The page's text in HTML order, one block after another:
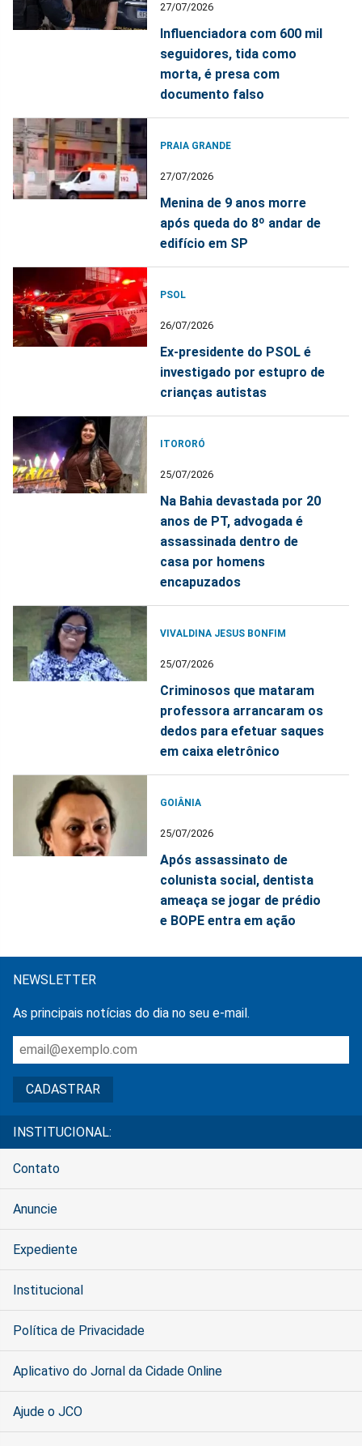
27/07/2026
Influenciadora com 600 mil
seguidores, tida como
morta, é presa com
documento falso
PRAIA GRANDE
27/07/2026
Menina de 9 anos morre
após queda do 8º andar de
edifício em SP
PSOL
26/07/2026
Ex-presidente do PSOL é
investigado por estupro de
crianças autistas
ITORORÓ
25/07/2026
Na Bahia devastada por 20
anos de PT, advogada é
assassinada dentro de
casa por homens
encapuzados
VIVALDINA JESUS BONFIM
25/07/2026
Criminosos que mataram
professora arrancaram os
dedos para efetuar saques
em caixa eletrônico
GOIÂNIA
25/07/2026
Após assassinato de
colunista social, dentista
ameaça se jogar de prédio
e BOPE entra em ação
NEWSLETTER
As principais notícias do dia no seu e-mail.
INSTITUCIONAL:
Contato
Anuncie
Expediente
Institucional
Política de Privacidade
Aplicativo do Jornal da Cidade Online
Ajude o JCO